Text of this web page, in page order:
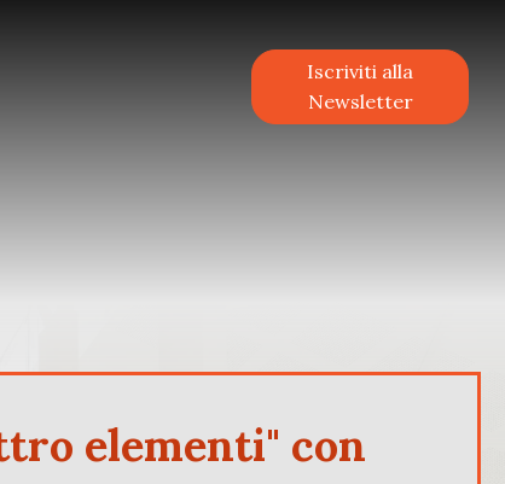
Iscriviti alla
Newsletter
elementi" con